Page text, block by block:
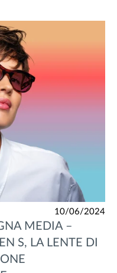
10/06/2024
MEDIA –
S, LA LENTE DI